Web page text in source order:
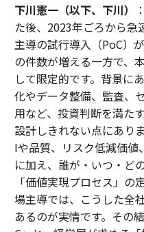
下川憲一（以下、下川）
た後、2023年ごろから急
主導の試行導入（PoC）
の件数が増える一方で、
して限定的です。背景に
化やデータ整備、監査、
用など、投資判断を満た
設計しきれない点にあり
Iや品質、リスク低減価値
に加え、誰が・いつ・ど
「価値実現プロセス」の
場主導では、こうした全
あるのが実情です。その